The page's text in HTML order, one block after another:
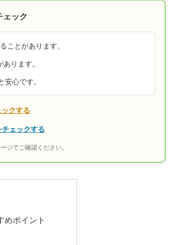
ック
ことがあります。
ります。
心です。
クする
ェックする
ジでご確認ください。
めポイント